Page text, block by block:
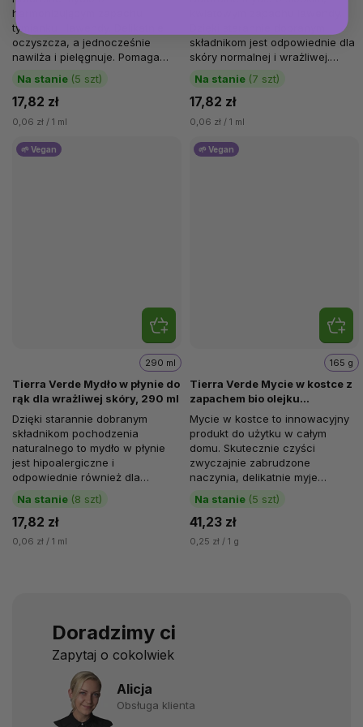
Na stanie (5 szt)
17,82 zł
0,06 zł / 1 ml
harmonizującym zapachu
tymianku i lawendy. Delikatnie
oczyszcza, a jednocześnie
nawilża i pielęgnuje. Pomaga
zachować miękką skórę nawet
przy częstym myciu....
Na stanie (7 szt)
17,82 zł
0,06 zł / 1 ml
składnikom jest odpowiednie dla
skóry normalnej i wrażliwej.
Dokładnie oczyszcza dłonie, a...
🌱 Vegan
Tierra Verde Mydło w płynie do
rąk dla wrażliwej skóry, 290 ml
Na stanie (8 szt)
290 ml
17,82 zł
0,06 zł / 1 ml
Dzięki starannie dobranym
składnikom pochodzenia
naturalnego to mydło w płynie
jest hipoalergiczne i
odpowiednie również dla
wrażliwej skóry. Nie zawiera
żadnych sztucznych...
🌱 Vegan
Tierra Verde Mycie w kostce z
zapachem bio olejku
eterycznego litsea cubeba, 165
Na stanie (5 szt)
165 g
41,23 zł
0,25 zł / 1 g
Mycie w kostce to innowacyjny
produkt do użytku w całym
domu. Skutecznie czyści
zwyczajnie zabrudzone
naczynia, delikatnie myje
powierzchnie takie jak stal
nierdzewna, ceramika,...
Doradzimy ci
Zapytaj o cokolwiek
Alicja
Obsługa klienta